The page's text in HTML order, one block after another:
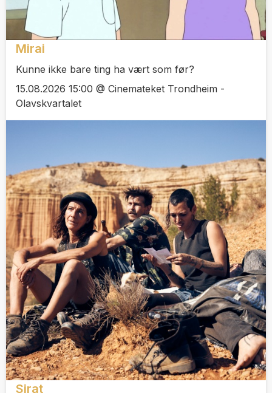
Mirai
Kunne ikke bare ting ha vært som før?
15.08.2026 15:00 @ Cinemateket Trondheim -
Olavskvartalet
Sirat